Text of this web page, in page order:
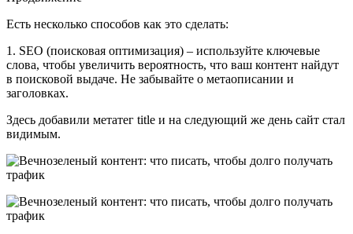
Есть несколько способов как это сделать:
1. SEO (поисковая оптимизация) – используйте ключевые
слова, чтобы увеличить вероятность, что ваш контент найдут
в поисковой выдаче. Не забывайте о метаописании и
заголовках.
Здесь добавили метатег title и на следующий же день сайт стал
видимым.